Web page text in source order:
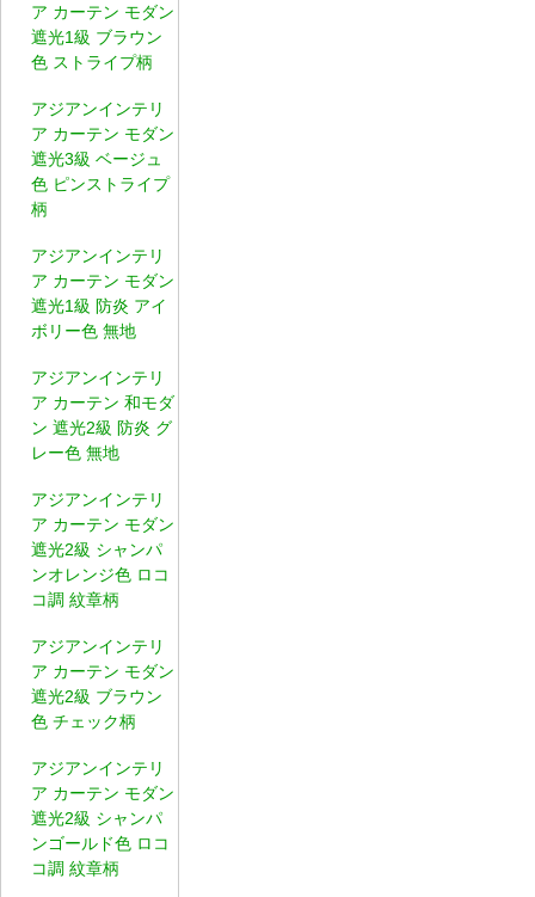
ア カーテン モダン
遮光1級 ブラウン
色 ストライプ柄
アジアンインテリ
ア カーテン モダン
遮光3級 ベージュ
色 ピンストライプ
柄
アジアンインテリ
ア カーテン モダン
遮光1級 防炎 アイ
ボリー色 無地
アジアンインテリ
ア カーテン 和モダ
ン 遮光2級 防炎 グ
レー色 無地
アジアンインテリ
ア カーテン モダン
遮光2級 シャンパ
ンオレンジ色 ロコ
コ調 紋章柄
アジアンインテリ
ア カーテン モダン
遮光2級 ブラウン
色 チェック柄
アジアンインテリ
ア カーテン モダン
遮光2級 シャンパ
ンゴールド色 ロコ
コ調 紋章柄